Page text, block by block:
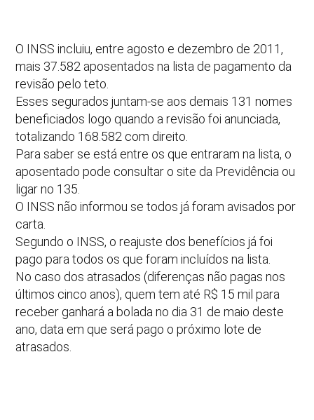
O INSS incluiu, entre agosto e dezembro de 2011,
mais 37.582 aposentados na lista de pagamento da
revisão pelo teto.
Esses segurados juntam-se aos demais 131 nomes
beneficiados logo quando a revisão foi anunciada,
totalizando 168.582 com direito.
Para saber se está entre os que entraram na lista, o
aposentado pode consultar o site da Previdência ou
ligar no 135.
O INSS não informou se todos já foram avisados por
carta.
Segundo o INSS, o reajuste dos benefícios já foi
pago para todos os que foram incluídos na lista.
No caso dos atrasados (diferenças não pagas nos
últimos cinco anos), quem tem até R$ 15 mil para
receber ganhará a bolada no dia 31 de maio deste
ano, data em que será pago o próximo lote de
atrasados.